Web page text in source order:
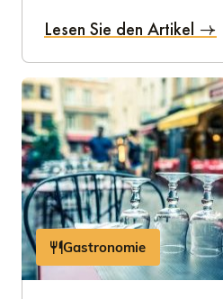
Lesen Sie den Artikel
Gastronomie